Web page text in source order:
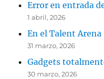
Error en entrada
1 abril, 2026
En el Talent Arena
31 marzo, 2026
Gadgets
30 marzo, 2026